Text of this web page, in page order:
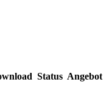
Status Angebot